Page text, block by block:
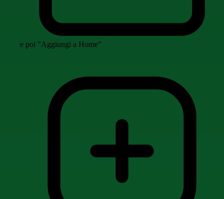
e poi "Aggiungi a Home"